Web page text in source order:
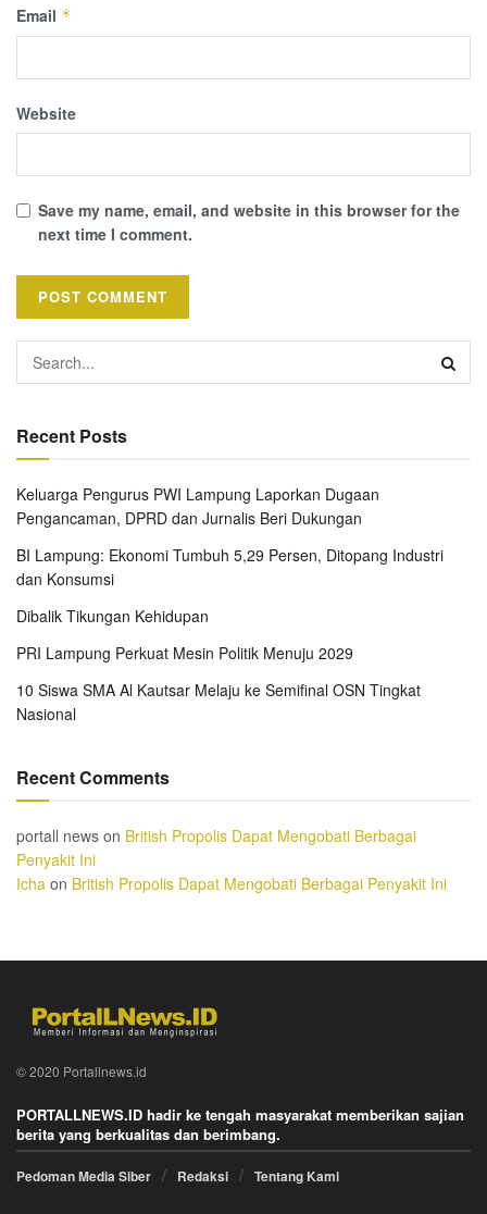
Email *
Website
Save my name, email, and website in this browser for the
next time I comment.
Recent Posts
Keluarga Pengurus PWI Lampung Laporkan Dugaan
Pengancaman, DPRD dan Jurnalis Beri Dukungan
BI Lampung: Ekonomi Tumbuh 5,29 Persen, Ditopang Industri
dan Konsumsi
Dibalik Tikungan Kehidupan
PRI Lampung Perkuat Mesin Politik Menuju 2029
10 Siswa SMA Al Kautsar Melaju ke Semifinal OSN Tingkat
Nasional
Recent Comments
portall news on British Propolis Dapat Mengobati Berbagai
Penyakit Ini
Icha on British Propolis Dapat Mengobati Berbagai Penyakit Ini
© 2020 Portallnews.id
PORTALLNEWS.ID hadir ke tengah masyarakat memberikan sajian
berita yang berkualitas dan berimbang.
Pedoman Media Siber Redaksi Tentang Kami